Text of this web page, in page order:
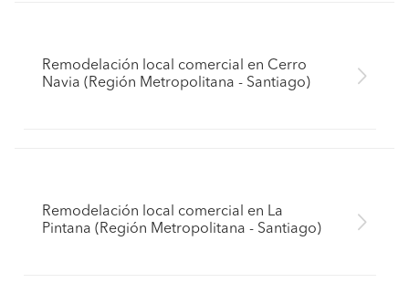
Remodelación local comercial en Cerro
Navia (Región Metropolitana - Santiago)
Remodelación local comercial en La
Pintana (Región Metropolitana - Santiago)